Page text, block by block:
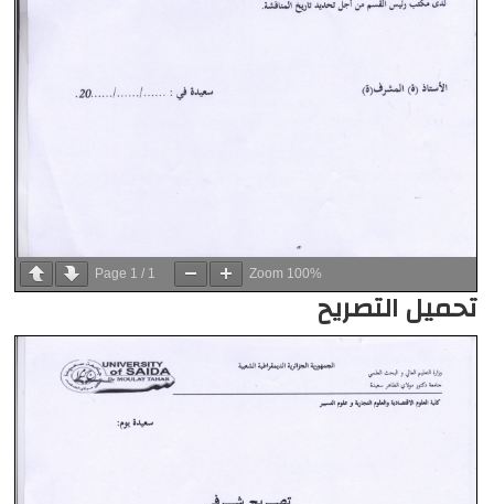
Page 1 / 1 Zoom 100%
تحميل التصريح